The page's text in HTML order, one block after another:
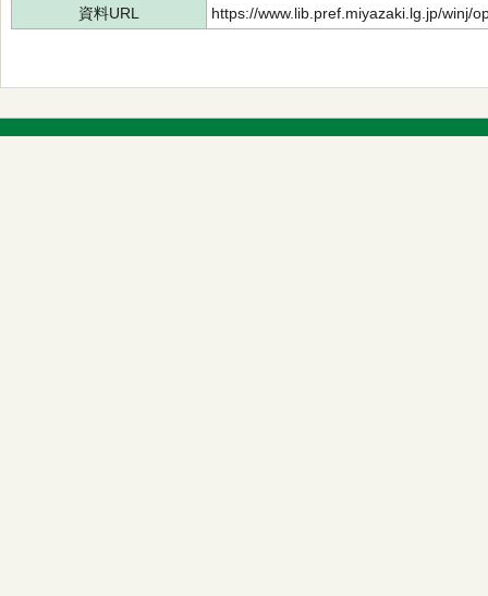
資料URL
https://www.lib.pref.miyazaki.lg.jp/winj/